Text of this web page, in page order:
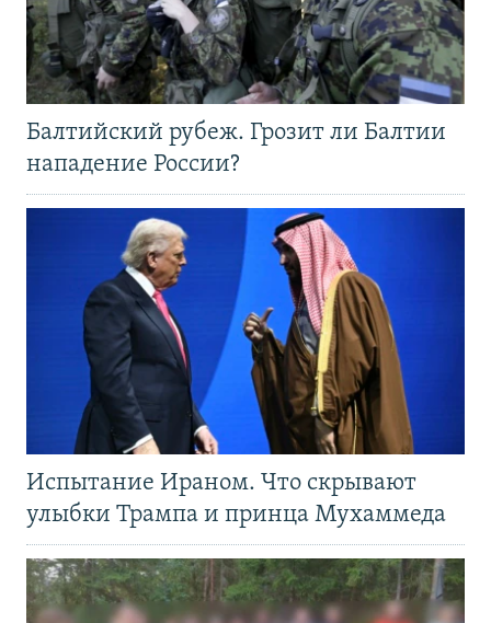
Балтийский рубеж. Грозит ли Балтии
нападение России?
Испытание Ираном. Что скрывают
улыбки Трампа и принца Мухаммеда